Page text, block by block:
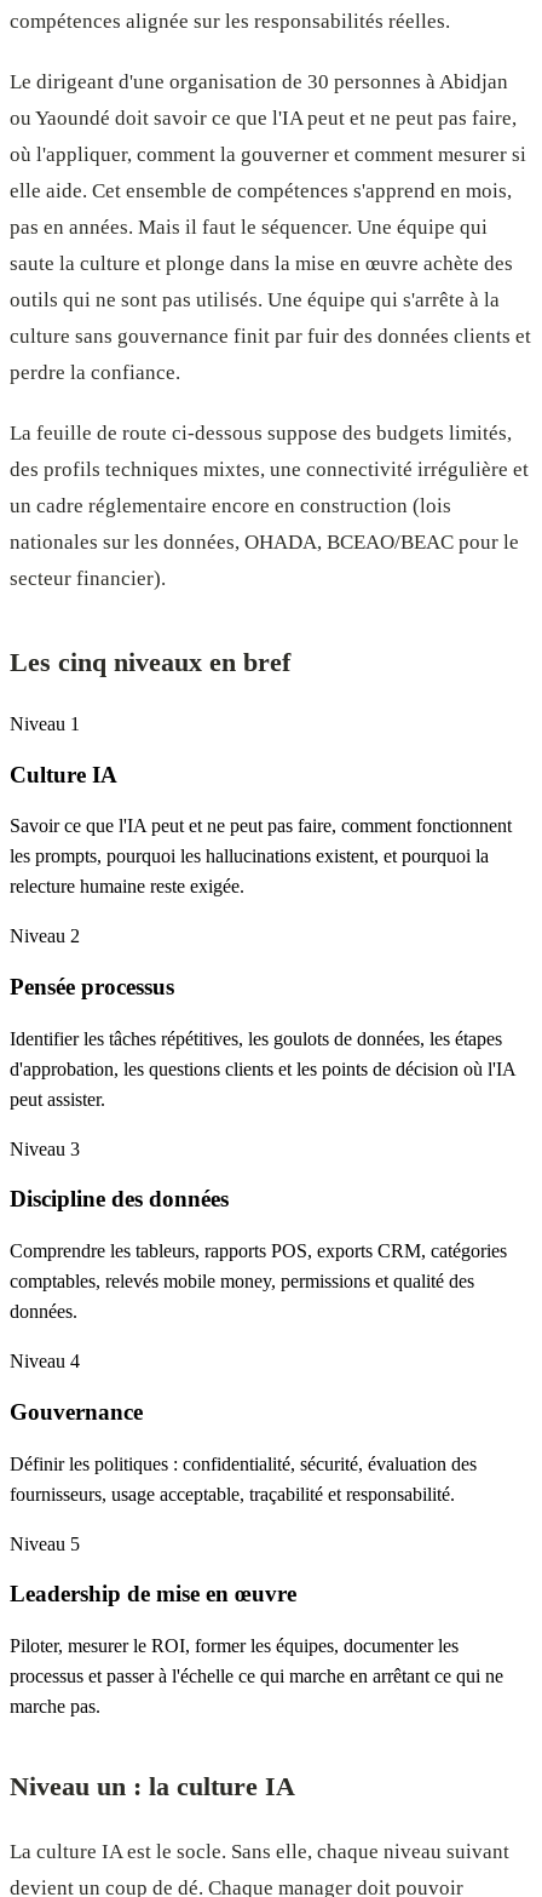
compétences alignée sur les responsabilités réelles.
Le dirigeant d'une organisation de 30 personnes à Abidjan
ou Yaoundé doit savoir ce que l'IA peut et ne peut pas faire,
où l'appliquer, comment la gouverner et comment mesurer si
elle aide. Cet ensemble de compétences s'apprend en mois,
pas en années. Mais il faut le séquencer. Une équipe qui
saute la culture et plonge dans la mise en œuvre achète des
outils qui ne sont pas utilisés. Une équipe qui s'arrête à la
culture sans gouvernance finit par fuir des données clients et
perdre la confiance.
La feuille de route ci-dessous suppose des budgets limités,
des profils techniques mixtes, une connectivité irrégulière et
un cadre réglementaire encore en construction (lois
nationales sur les données, OHADA, BCEAO/BEAC pour le
secteur financier).
Les cinq niveaux en bref
Niveau 1
Culture IA
Savoir ce que l'IA peut et ne peut pas faire, comment fonctionnent
les prompts, pourquoi les hallucinations existent, et pourquoi la
relecture humaine reste exigée.
Niveau 2
Pensée processus
Identifier les tâches répétitives, les goulots de données, les étapes
d'approbation, les questions clients et les points de décision où l'IA
peut assister.
Niveau 3
Discipline des données
Comprendre les tableurs, rapports POS, exports CRM, catégories
comptables, relevés mobile money, permissions et qualité des
données.
Niveau 4
Gouvernance
Définir les politiques : confidentialité, sécurité, évaluation des
fournisseurs, usage acceptable, traçabilité et responsabilité.
Niveau 5
Leadership de mise en œuvre
Piloter, mesurer le ROI, former les équipes, documenter les
processus et passer à l'échelle ce qui marche en arrêtant ce qui ne
marche pas.
Niveau un : la culture IA
La culture IA est le socle. Sans elle, chaque niveau suivant
devient un coup de dé. Chaque manager doit pouvoir